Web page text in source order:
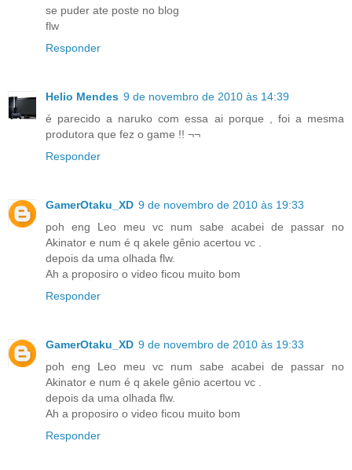
se puder ate poste no blog
flw
Responder
Helio Mendes 9 de novembro de 2010 às 14:39
é parecido a naruko com essa ai porque , foi a mesma
produtora que fez o game !! ¬¬
Responder
GamerOtaku_XD 9 de novembro de 2010 às 19:33
poh eng Leo meu vc num sabe acabei de passar no
Akinator e num é q akele gênio acertou vc .
depois da uma olhada flw.
Ah a proposiro o video ficou muito bom
Responder
GamerOtaku_XD 9 de novembro de 2010 às 19:33
poh eng Leo meu vc num sabe acabei de passar no
Akinator e num é q akele gênio acertou vc .
depois da uma olhada flw.
Ah a proposiro o video ficou muito bom
Responder